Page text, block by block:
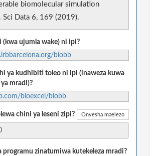
biomolecular simulation
Data 6, 169 (2019).
(kwa ujumla wake) ni ipi?
biobb
ya kudhibiti toleo ni ipi (inaweza kuwa
mradi)?
bioexcel/biobb
chini ya leseni zipi? Onyesha maelezo
programu zinatumiwa kutekeleza mradi?